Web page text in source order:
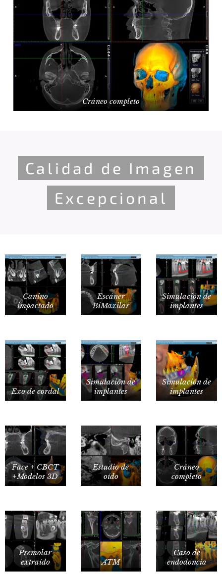
Cráneo completo
Calidad de Imagen
Excepcional
Canino
impactado
Escáner
BiMaxilar
Simulación de
implantes
Exo de cordal
Simulación de
implantes
Simulación de
implantes
Face + CBCT
+Modelos 3D
Estudio de
oído
Cráneo
completo
Premolar
extraído
ATM
Caso de
endodoncia